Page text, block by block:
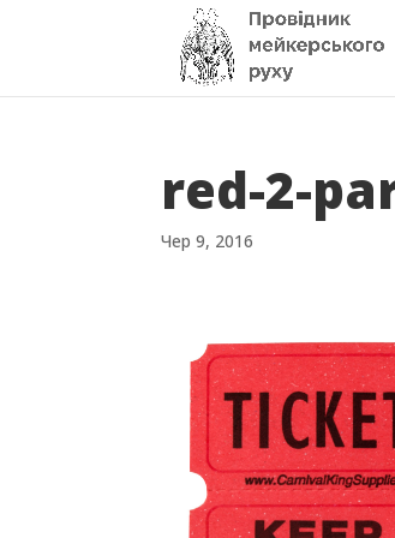
red-2-
Чер 9, 2016